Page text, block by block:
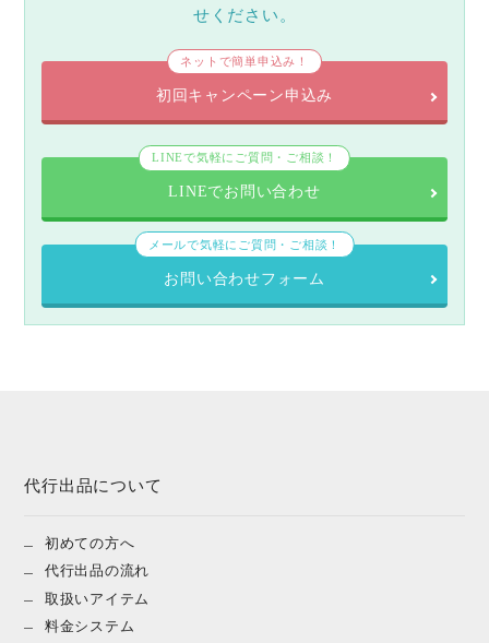
せください。
ネットで簡単申込み！
初回キャンペーン申込み
LINEで気軽にご質問・ご相談！
LINEでお問い合わせ
メールで気軽にご質問・ご相談！
お問い合わせフォーム
代行出品について
初めての方へ
代行出品の流れ
取扱いアイテム
料金システム